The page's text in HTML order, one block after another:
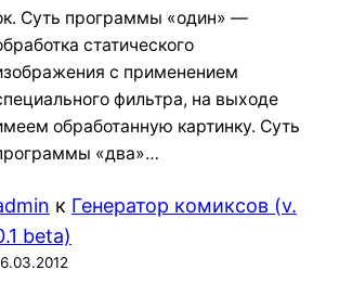
Суть программы «один» —
статического
с применением
фильтра, на выходе
обработанную картинку. Суть
«два»…
к Генератор комиксов (v.
beta)